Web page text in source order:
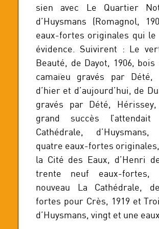
sien avec Le Quartier
d’Huysmans (Romagnol,
eaux-fortes originales qui
évidence. Suivirent : Le
Beauté, de Dayot, 1906,
camaïeu gravés par Dété,
d’hier et d’aujourd’hui, de
gravés par Dété, Hérissey,
grand succès
Cathédrale, d’Huysmans,
quatre eaux-fortes originales,
la Cité des Eaux, d’Henri
trente neuf eaux-fortes,
nouveau La Cathédrale,
fortes pour Crès, 1919 et
d’Huysmans, vingt et une